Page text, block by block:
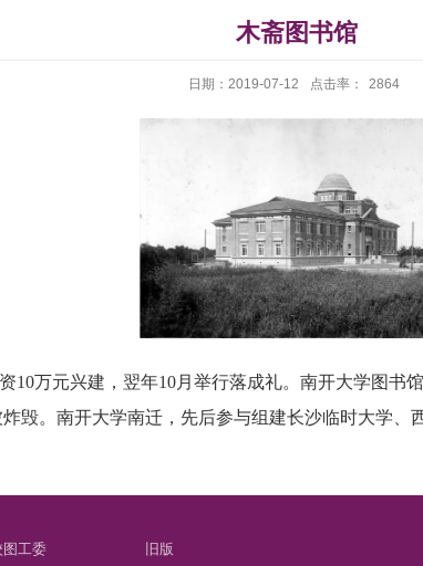
木斋图书馆
日期：2019-07-12 点击率： 2864
10万元兴建，翌年10月举行落成礼。南开大学图书
毁。南开大学南迁，先后参与组建长沙临时大学、
图工委 旧版